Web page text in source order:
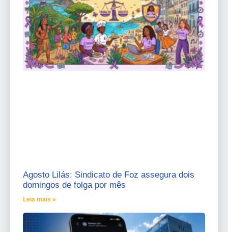
Agosto Lilás: Sindicato de Foz assegura dois
domingos de folga por mês
Leia mais »